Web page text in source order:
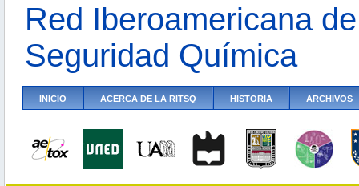
Red Iberoamericana
Seguridad Química
INICIO ACERCA DE LA RITSQ HISTORIA ARCHIVOS